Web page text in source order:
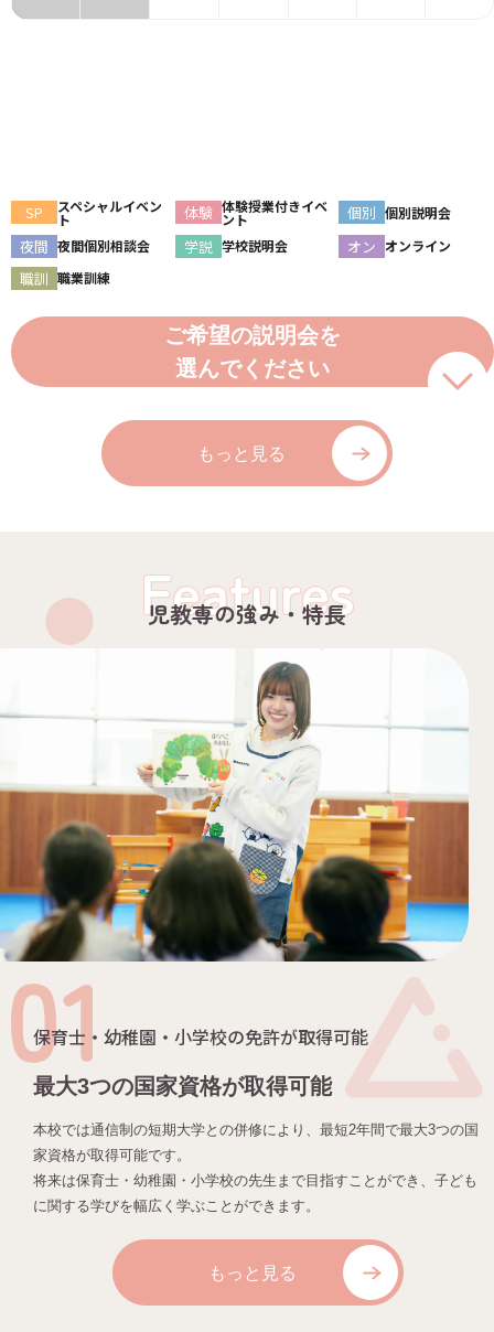
SP スペシャルイベン
ト 体験 体験授業付きイベ
ント 個別 個別説明会
夜間 夜間個別相談会 学説 学校説明会 オン オンライン
職訓 職業訓練
ご希望の説明会を
選んでください
もっと見る
Features
児教専の強み・特長
保育士・幼稚園・小学校の免許が取得可能
最大3つの国家資格が取得可能
本校では通信制の短期大学との併修により、最短2年間で最大3つの国
家資格が取得可能です。
将来は保育士・幼稚園・小学校の先生まで目指すことができ、子ども
に関する学びを幅広く学ぶことができます。
もっと見る